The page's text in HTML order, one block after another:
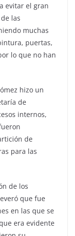
evitar el gran
las
muchas
puertas,
lo que no han
hizo un
de
internos,
de
para las
de los
que fue
en las que se
era evidente